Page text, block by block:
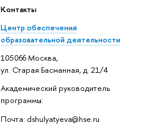
Контакты
Центр обеспечения
образовательной деятельности
105066 Москва,
ул. Старая Басманная, д. 21/4
Академический руководитель
программы:
Почта: dshulyatyeva@hse.ru